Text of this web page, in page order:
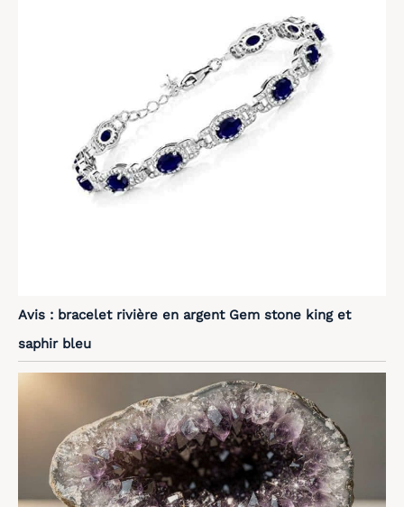
Avis : bracelet rivière en argent Gem stone king et
saphir bleu